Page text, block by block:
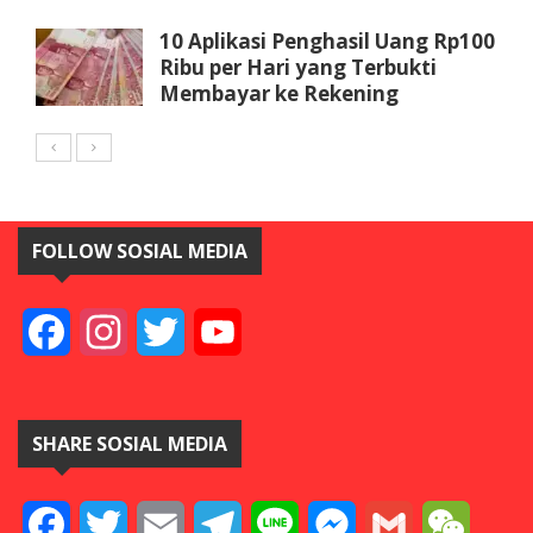
10 Aplikasi Penghasil Uang Rp100
Ribu per Hari yang Terbukti
Membayar ke Rekening
FOLLOW SOSIAL MEDIA
FacebookInstagramTwitter
SHARE SOSIAL MEDIA
FacebookTwitter Email TelegramLine Messenger
Gmail